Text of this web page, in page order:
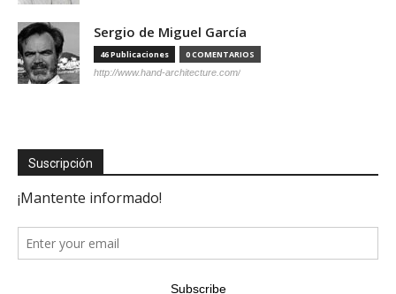
Sergio de Miguel García
46 Publicaciones 0 COMENTARIOS
http://www.hand-architecture.com/
Suscripción